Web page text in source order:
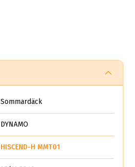
Sommardäck
DYNAMO
HISCEND-H MMT01